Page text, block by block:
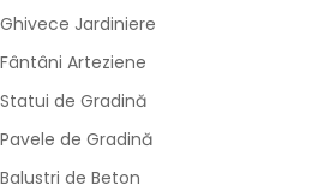
Ghivece Jardiniere
Fântâni Arteziene
Statui de Gradină
Pavele de Gradină
Balustri de Beton